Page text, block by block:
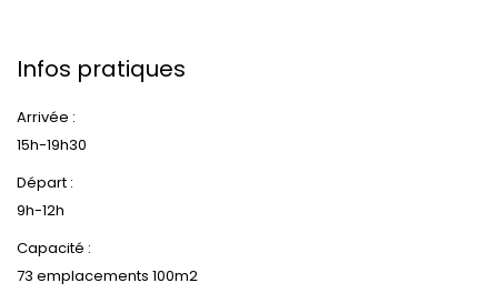
Infos pratiques
Arrivée :
15h-19h30
Départ :
9h-12h
Capacité :
73 emplacements 100m2